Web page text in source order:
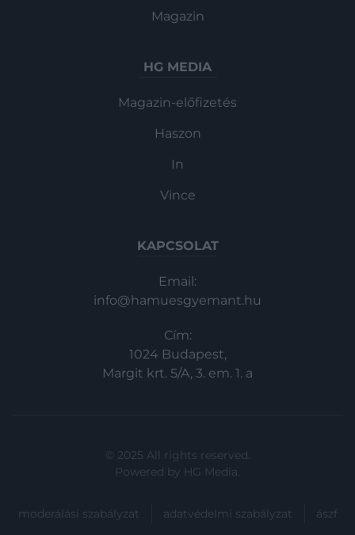
Magazin
HG MEDIA
Magazin-előfizetés
Haszon
In
Vince
KAPCSOLAT
Email:
info@hamuesgyemant.hu
Cím:
1024 Budapest,
Margit krt. 5/A, 3. em. 1. a
© 2025 All rights reserved.
Powered by HG Media.
moderálási szabályzat adatvédelmi szabályzat ászf